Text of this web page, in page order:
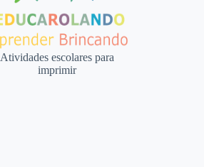
Atividades escolares para
imprimir